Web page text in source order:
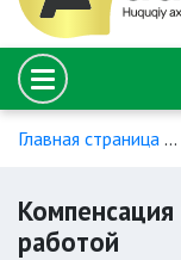
Главная страница
Компенсация
работой